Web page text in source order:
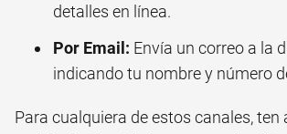
detalles en línea.
Por Email: Envía un correo a la
indicando tu nombre y número
Para cualquiera de estos canales, ten